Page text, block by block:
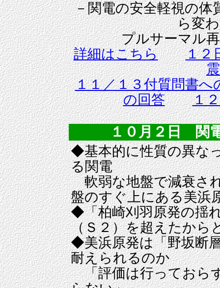
－関電の安全軽視の体
ら変
プルサーマル
詳細はこちら
１２
１１／１３付質問書へ
の回答
１
１０月２日 関
◆基本的に性質の異な
る関電
軟弱な地盤で減衰さ
盤のすぐ上にある美浜
◆「柏崎刈羽原発の揺
（Ｓ２）を超えたから
◆美浜原発は「野坂断
耐えられるのか
「評価は行っておら